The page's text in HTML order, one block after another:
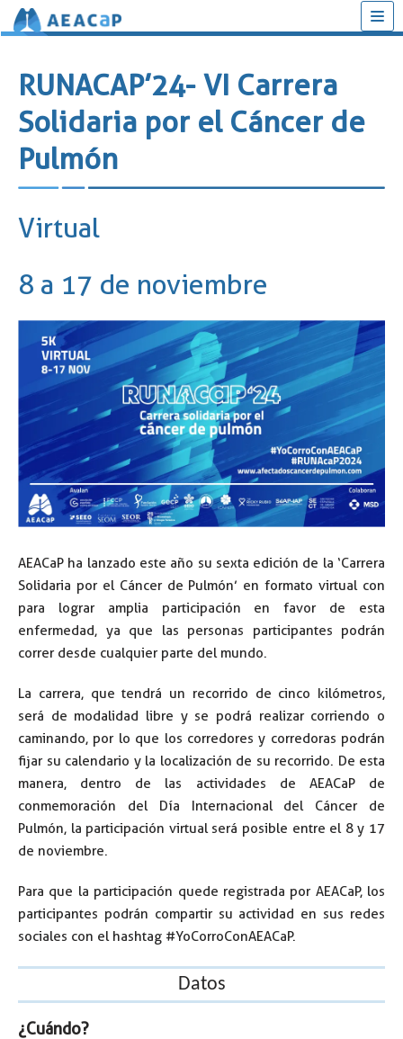
al
contenido
RUNACAP’24- VI Carrera
Solidaria por el Cáncer de
Pulmón
Virtual
8 a 17 de noviembre
AEACaP ha lanzado este año su sexta edición de la ‘Carrera
Solidaria por el Cáncer de Pulmón’ en formato virtual con
para lograr amplia participación en favor de esta
enfermedad, ya que las personas participantes podrán
correr desde cualquier parte del mundo.
La carrera, que tendrá un recorrido de cinco kilómetros,
será de modalidad libre y se podrá realizar corriendo o
caminando, por lo que los corredores y corredoras podrán
fijar su calendario y la localización de su recorrido. De esta
manera, dentro de las actividades de AEACaP de
conmemoración del Día Internacional del Cáncer de
Pulmón, la participación virtual será posible entre el 8 y 17
de noviembre.
Para que la participación quede registrada por AEACaP, los
participantes podrán compartir su actividad en sus redes
sociales con el hashtag #YoCorroConAEACaP.
Datos
¿Cuándo?